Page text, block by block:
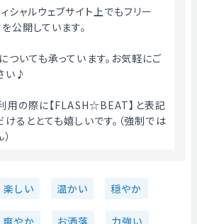
ィシャルウェブサイト上でもフリー
公開しています。
ついても承っています。お気軽にご
い♪
用の際に【FLASH☆BEAT】と表記
けるととても嬉しいです。（強制では
楽しい 温かい 穏やか
爽やか お洒落 力強い